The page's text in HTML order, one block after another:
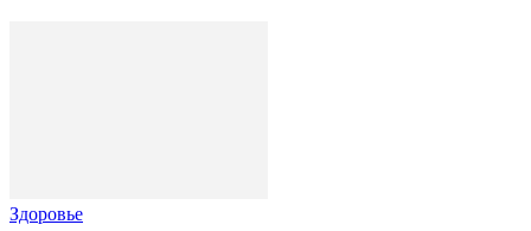
Здоровье